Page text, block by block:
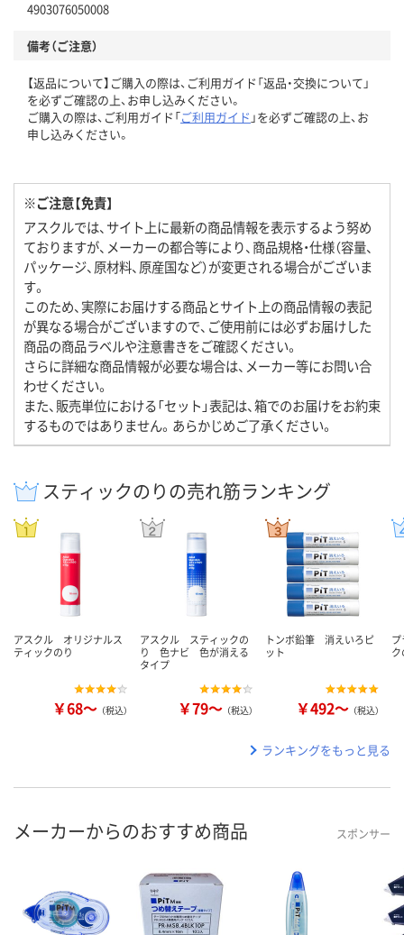
4903076050008
備考（ご注意）
【返品について】ご購入の際は、ご利用ガイド「返品・交換について」
を必ずご確認の上、お申し込みください。
ご購入の際は、ご利用ガイド「ご利用ガイド 」を必ずご確認の上、お
申し込みください。
※ご注意【免責】
アスクルでは、サイト上に最新の商品情報を表示するよう努め
ておりますが、メーカーの都合等により、商品規格・仕様（容量、
パッケージ、原材料、原産国など）が変更される場合がございま
す。
このため、実際にお届けする商品とサイト上の商品情報の表記
が異なる場合がございますので、ご使用前には必ずお届けした
商品の商品ラベルや注意書きをご確認ください。
さらに詳細な商品情報が必要な場合は、メーカー等にお問い合
わせください。
また、販売単位における「セット」表記は、箱でのお届けをお約束
するものではありません。あらかじめご了承ください。
スティックのりの売れ筋ランキング
アスクル オリジナルス
ティックのり
￥68～ （税込）
アスクル スティックの
り 色ナビ 色が消える
タイプ
￥79～ （税込）
トンボ鉛筆 消えいろピ
ット
￥492～ （税込）
ランキングをもっと見る
メーカーからのおすすめ商品 スポンサー